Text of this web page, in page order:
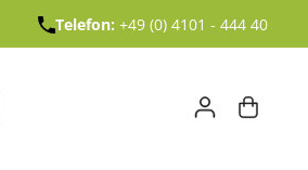
Telefon: +49 (0) 4101 - 444 40